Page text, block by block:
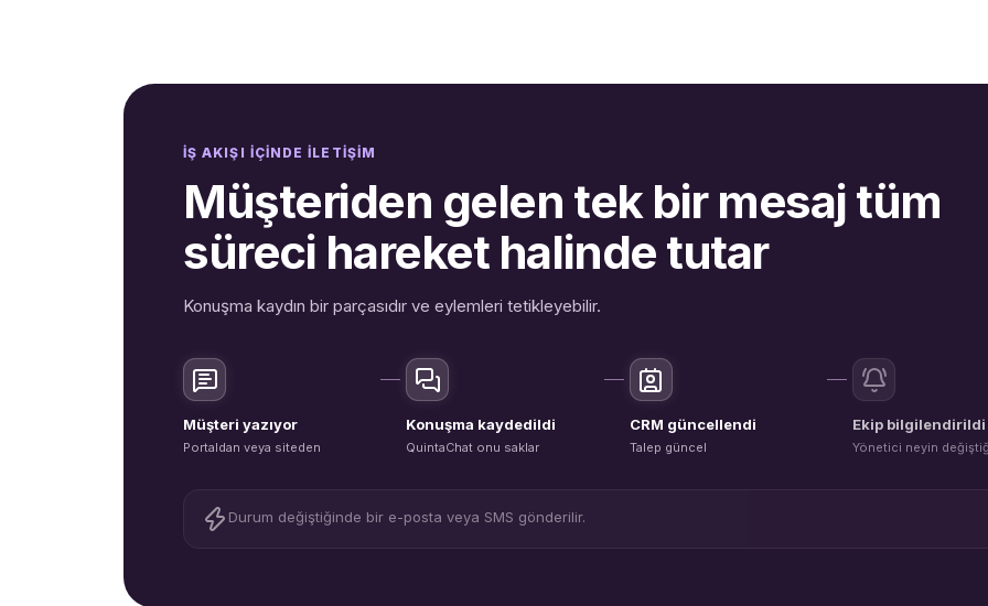
İŞ AKIŞI IÇINDE ILETIŞIM
Müşteriden gelen tek bir mesaj tüm
süreci hareket halinde tutar
Konuşma kaydın bir parçasıdır ve eylemleri tetikleyebilir.
Müşteri yazıyor
Portaldan veya siteden
Konuşma kaydedildi
QuintaChat onu saklar
CRM güncellendi
Talep güncel
Ekip bilgilendirildi
Yönetici neyin
Durum değiştiğinde bir e-posta veya SMS gönderilir.